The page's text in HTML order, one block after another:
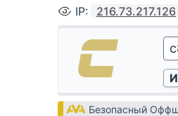
IP: 216.73.217.126
Безопасный